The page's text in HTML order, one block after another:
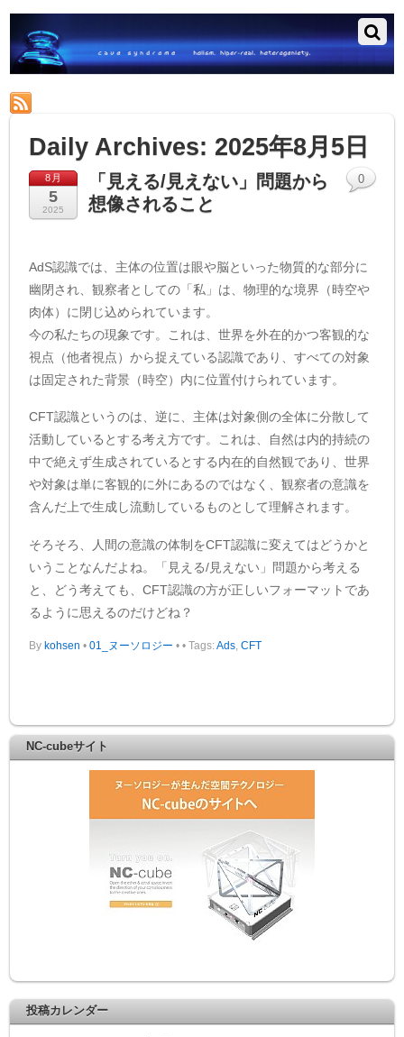
Daily Archives: 2025年8月5日
8月
5
2025
「見える/見えない」問題から
想像されること
AdS認識では、主体の位置は眼や脳といった物質的な部分に
幽閉され、観察者としての「私」は、物理的な境界（時空や
肉体）に閉じ込められています。
今の私たちの現象です。これは、世界を外在的かつ客観的な
視点（他者視点）から捉えている認識であり、すべての対象
は固定された背景（時空）内に位置付けられています。
CFT認識というのは、逆に、主体は対象側の全体に分散して
活動しているとする考え方です。これは、自然は内的持続の
中で絶えず生成されているとする内在的自然観であり、世界
や対象は単に客観的に外にあるのではなく、観察者の意識を
含んだ上で生成し流動しているものとして理解されます。
そろそろ、人間の意識の体制をCFT認識に変えてはどうかと
いうことなんだよね。「見える/見えない」問題から考える
と、どう考えても、CFT認識の方が正しいフォーマットであ
るように思えるのだけどね？
By kohsen • 01_ヌーソロジー •
0
• Tags:Ads,CFT
NC-cubeサイト
投稿カレンダー